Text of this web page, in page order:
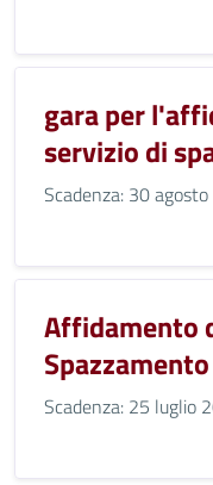
gara per
servizio di
Scadenza: 30
Affidamento
Scadenza: 25 luglio